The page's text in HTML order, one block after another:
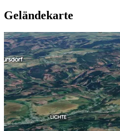
Geländekarte